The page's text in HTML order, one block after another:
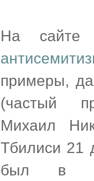
На сайте
примеры,
(частый
Михаил
Тбилиси 21
был в